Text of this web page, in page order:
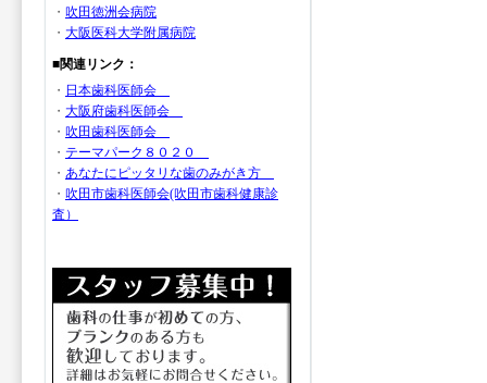
・ 吹田徳洲会病院
・ 大阪医科大学附属病院
■関連リンク：
・ 日本歯科医師会
・ 大阪府歯科医師会
・ 吹田歯科医師会
・ テーマパーク８０２０
・ あなたにピッタリな歯のみがき方
・ 吹田市歯科医師会(吹田市歯科健康診
査）